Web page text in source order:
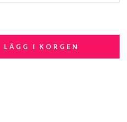
LÄGG I KORGEN